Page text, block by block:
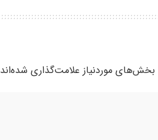
بخش‌های موردنیاز علامت‌گذاری شده‌اند